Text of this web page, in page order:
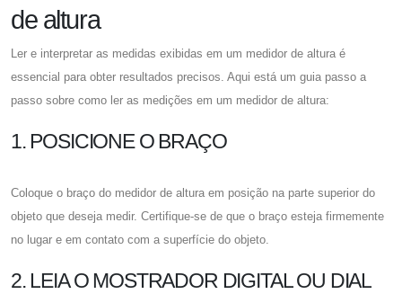
de altura
Ler e interpretar as medidas exibidas em um medidor de altura é
essencial para obter resultados precisos. Aqui está um guia passo a
passo sobre como ler as medições em um medidor de altura:
1. POSICIONE O BRAÇO
Coloque o braço do medidor de altura em posição na parte superior do
objeto que deseja medir. Certifique-se de que o braço esteja firmemente
no lugar e em contato com a superfície do objeto.
2. LEIA O MOSTRADOR DIGITAL OU DIAL